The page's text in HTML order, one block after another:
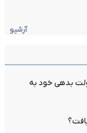
آرشیو
بدهی خود به